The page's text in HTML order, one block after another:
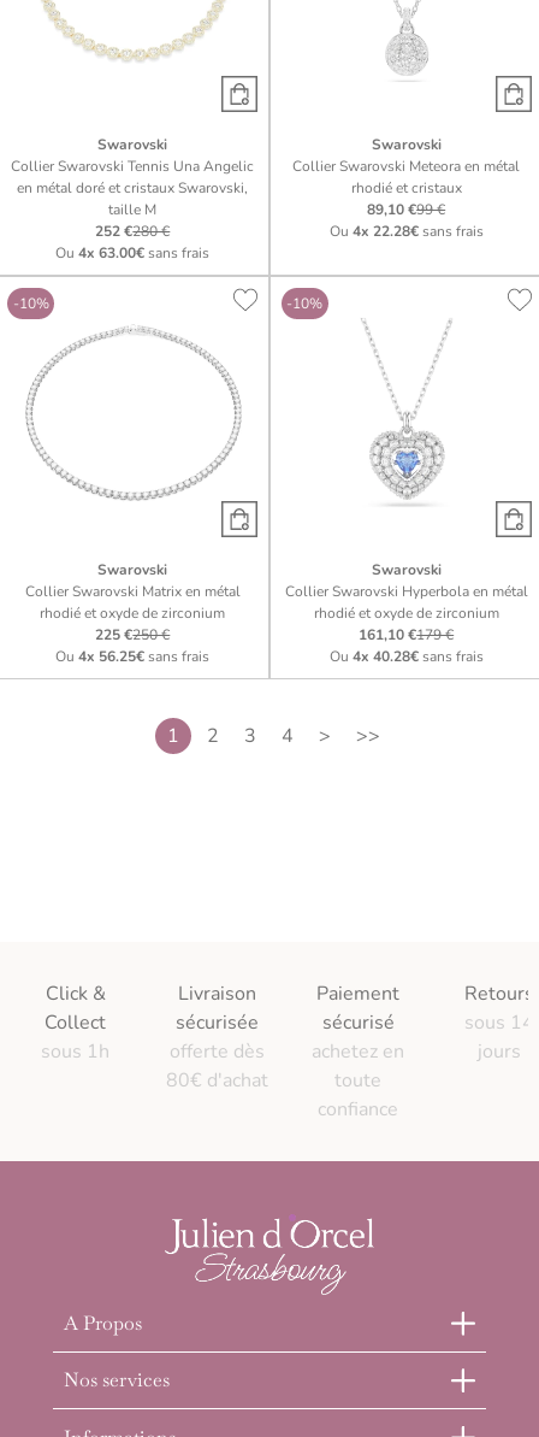
Swarovski
Collier Swarovski Tennis Una Angelic
en métal doré et cristaux Swarovski,
taille M
252 €280 €
Ou4x 63.00€sans frais
Swarovski
Collier Swarovski Meteora en métal
rhodié et cristaux
89,10 €99 €
Ou 4x 22.28€sans frais
-10%
Swarovski
Collier Swarovski Matrix en métal
rhodié et oxyde de zirconium
225 €250 €
Ou4x 56.25€sans frais
-10%
Swarovski
Collier Swarovski Hyperbola en métal
rhodié et oxyde de zirconium
161,10 €179 €
Ou 4x 40.28€sans frais
1 2 3 4 > >>
Click &
Collect
sous 1h
Livraison
sécurisée
offerte dès
80€ d'achat
Paiement
sécurisé
achetez en
toute
confiance
Retours
sous 14
jours
A Propos
Nos services